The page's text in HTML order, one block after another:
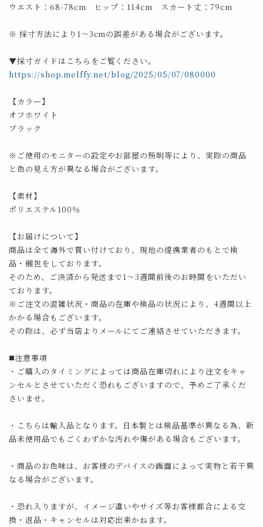
ウエスト：68-78cm ヒップ：114cm スカート丈：79cm
※ 採寸方法により1～3cmの誤差がある場合がございます。
▼採寸ガイドはこちらをご覧ください。
https://shop.melffy.net/blog/2025/05/07/080000
【カラー】
オフホワイト
ブラック
※ご使用のモニターの設定やお部屋の照明等により、実際の商品
と色の見え方が異なる場合がございます。
【素材】
ポリエステル100％
【お届けについて】
商品は全て海外で買い付けており、現地の提携業者のもとで検
品・梱包をしております。
そのため、ご決済から発送まで1～3週間前後のお時間をいただい
ております。
※ご注文の混雑状況・商品の在庫や検品の状況により、4週間以上
かかる場合もございます。
その際は、必ず当店よりメールにてご連絡させていただきます。
◼️注意事項
・ご購入のタイミングによっては商品在庫切れにより注文をキャ
ンセルとさせていただく恐れもございますので、予めご了承くだ
さいませ。
・こちらは輸入品となります。日本製とは検品基準が異なる為、新
品未使用品でもごくわずかな汚れや傷がある場合もございます。
・商品のお色味は、お客様のデバイスの画面によって実物と若干異
なる場合がございます。
・恐れ入りますが、イメージ違いやサイズ等お客様都合による交
換・返品・キャンセルは対応出来かねます。